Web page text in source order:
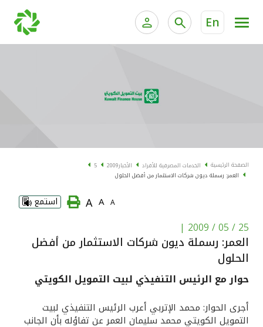
En
الخدمات المصرفية الإلكترونية للشركات
البطاقات
"برامج العملاء"
الاستثمار
القنوات المصرفية
أدوات وخدمات
الصفحة الرئيسية الخدمات المصرفية للأفراد الأخبار2009
5
العمر: رسملة ديون شركات الاستثمار من أفضل الحلول
A
A
A استمع
25 / 05 / 2009
|
العمر: رسملة ديون شركات الاستثمار من أفضل
الحلول
حوار مع الرئيس التنفيذي لبيت التمويل الكويتي
أجرى الحوار: محمد الإتربي أعرب الرئيس التنفيذي لبيت
التمويل الكويتي محمد سليمان العمر عن تفاؤله بأن الجانب